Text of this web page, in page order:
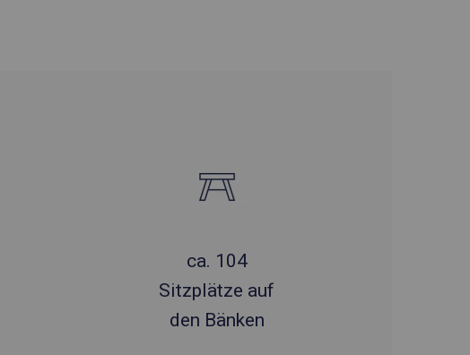
ca. 104
Sitzplätze auf
den Bänken